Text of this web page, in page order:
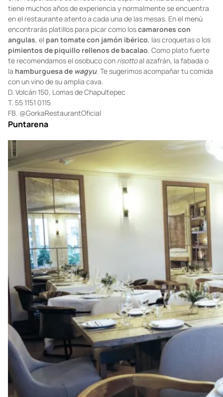
Si el antojo es decomida tradicional española, probablemente
no hay una mejor opción que el restaurante Gorka. Se encuentra
ubicado en Lomas de Chapultepec, cuenta con un salón y una
terraza amplia, y es ideal para disfrutar de una comida larga. El
chef responsable es el reconocido españolGorka Bátiz, quien
tiene muchos años de experiencia y normalmente se encuentra
en el restaurante atento a cada una de las mesas. En el menú
encontrarás platillos para picar como los
camarones con
angulas, elpan tomate con jamón ibérico
pimientos de piquillo rellenos de bacalao
te recomendamos el osobuco con
la hamburguesa de
D. Volcán 150, Lomas de Chapultepec
T. 55 1151 0115
FB. @GorkaRestaurantOficial
Puntarena